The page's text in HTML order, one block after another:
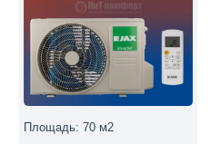
Площадь: 70 м2